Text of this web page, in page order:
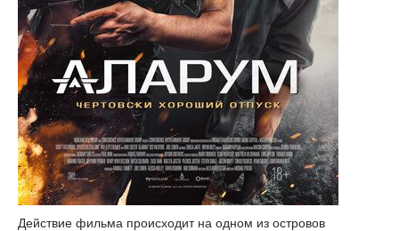
Действие фильма происходит на одном из островов